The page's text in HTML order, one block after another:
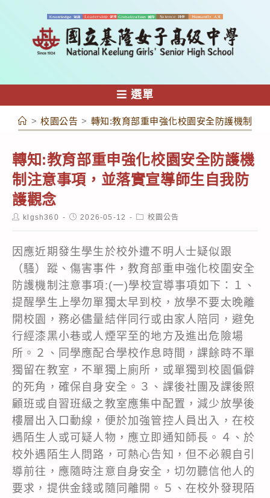
容
選單
> 校園公告 > 轉知:教育部重申強化校園安全防護機制注
轉知:教育部重申強化校園安全防護機
制注意事項，並落實宣導師生自我防
護觀念
Postklgsh360
Post2026-05-12
Post校園公告
因應近期發生學生於校外遭不明人士疑似跟
（騷）蹤、傷害事件，教育部重申強化校圍安全
防護機制注意事項:(一)學校宣導事項如下：１、
提醒學生上學勿單獨太早到校，放學不要太晚離
開校園，務必儘量結伴同行或由家人陪同，避免
行經漆黑小巷或人煙罕至的地方及進出危險場
所。２、同學應配合學校作息時間，課餘時不單
獨留在教室，不單獨上廁所，或單獨到校園偏僻
的死角，確保自身安全。３、課後社團及課後照
顧班或自習班級之教室應集中配置，減少放學後
樓層出入口動線，便於加強管控人員出入，在校
遇陌生人或可疑人物，應立即通知師長。４、於
校外遇陌生人問路，可熱心告知，但不必親自引
導前往，應隨時注意自身安全，切勿聽信他人的
要求，提供金錢或隨同離開。５、在校外發現陌